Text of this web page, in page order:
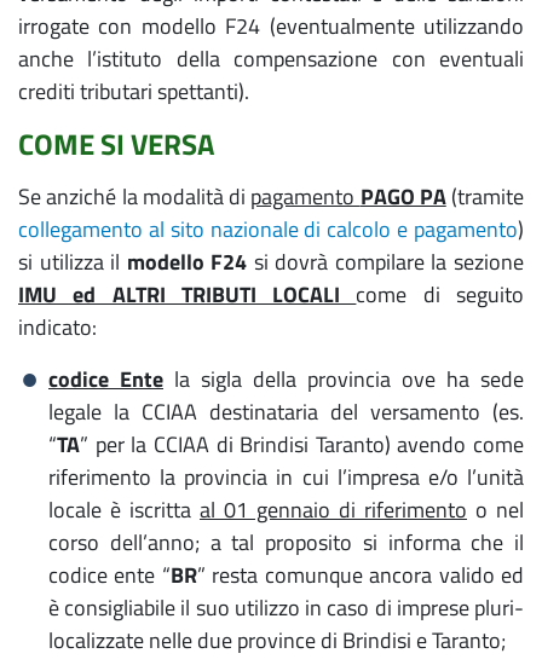
irrogate con modello F24 (eventualmente utilizzando
anche l’istituto della compensazione con eventuali
crediti tributari spettanti).
COME SI VERSA
Se anziché la modalità di pagamento PAGO PA(tramite
collegamento al sito nazionale di calcolo e pagamento)
si utilizza il modello F24 si dovrà compilare la sezione
IMU ed ALTRI TRIBUTI LOCALI come di seguito
indicato:
codice Ente la sigla della provincia ove ha sede
legale la CCIAA destinataria del versamento (es.
“TA” per la CCIAA di Brindisi Taranto) avendo come
riferimento la provincia in cui l’impresa e/o l’unità
locale è iscritta al 01 gennaio di riferimento o nel
corso dell’anno; a tal proposito si informa che il
codice ente “BR” resta comunque ancora valido ed
è consigliabile il suo utilizzo in caso di imprese pluri-
localizzate nelle due province di Brindisi e Taranto;